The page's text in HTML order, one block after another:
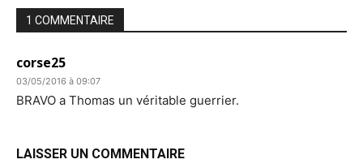
1 COMMENTAIRE
corse25
03/05/2016 à 09:07
BRAVO a Thomas un véritable guerrier.
LAISSER UN COMMENTAIRE